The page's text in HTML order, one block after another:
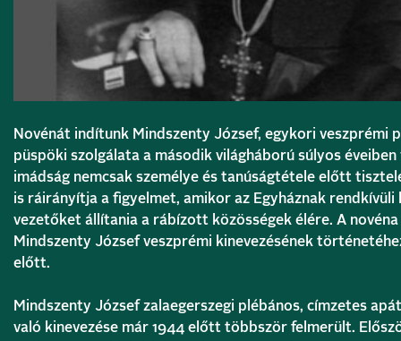
Novénát indítunk Mindszenty József, egykori veszprémi
püspöki szolgálata a második világháború súlyos
imádság nemcsak személye és tanúságtétele előtt
is ráirányítja a figyelmet, amikor az Egyháznak
vezetőket állítania a rábízott közösségek élére. A
Mindszenty József veszprémi kinevezésének
előtt.
Mindszenty József zalaegerszegi plébános, címzetes
való kinevezése már 1944 előtt többször felmerült.